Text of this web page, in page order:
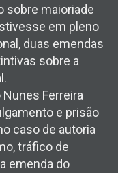
sobre maioriade
em pleno
duas emendas
sobre a
Ferreira
e prisão
caso de autoria
tráfico de
emenda do